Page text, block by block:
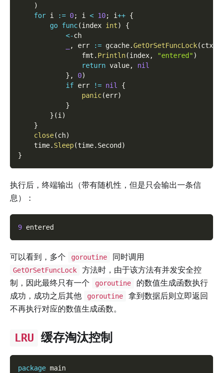
)
for i := 0; i < 10; i++ {
go func(index int)
{
<-ch
, err := gcache.GetOrSetFuncLock(ctx
                fmt
. Println(index, "entered")
return value,
nil
} , 0)
if err != nil
{
panic(err)
}
} (i )
}
close(ch)
    time
. Sleep(time. Second)
}
执行后，终端输出（带有随机性，但是只会输出一条信
息）：
9 entered
可以看到，多个 goroutine 同时调用
GetOrSetFuncLock
方法时，由于该方法有并发安全控
制，因此最终只有一个
goroutine
的数值生成函数执行
成功，成功之后其他
goroutine
拿到数据后则立即返回
不再执行对应的数值生成函数。
LRU 缓存淘汰控制
package main